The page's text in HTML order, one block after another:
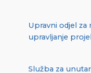
Upravni odjel
upravljanje
Služba za